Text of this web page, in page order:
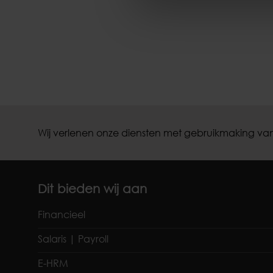
Wij verlenen onze diensten met gebruikmaking
Dit bieden wij aan
Financieel
Salaris | Payroll
E-HRM